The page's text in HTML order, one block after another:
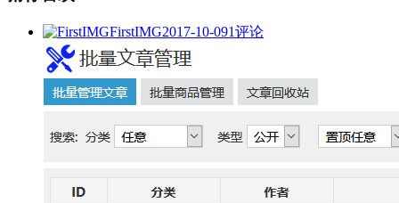
FirstIMG2017-10-091评论